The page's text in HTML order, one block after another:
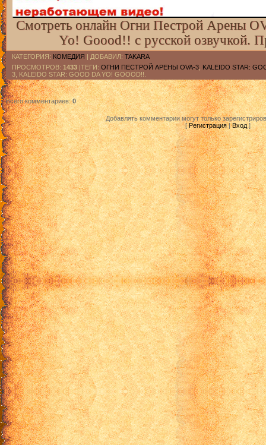
Смотреть онлайн Огни Пестрой Арены
Yo! Goood!! с русской озвучкой.
КАТЕГОРИЯ: КОМЕДИЯ | ДОБАВИЛ: TAKARA
ПРОСМОТРОВ: 1433 |ТЕГИ: ОГНИ ПЕСТРОЙ АРЕНЫ OVA-3 KALEIDO STAR:
3, KALEIDO STAR: GOOD DA YO! GOOOD!!.
Всего комментариев:0
Добавлять комментарии могут только
[Регистрация|Вход]